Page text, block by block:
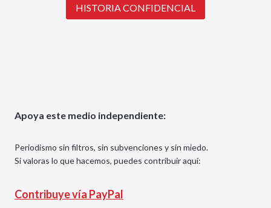
HISTORIA CONFIDENCIAL
Apoya este medio independiente:
Periodismo sin filtros, sin subvenciones y sin miedo.
Si valoras lo que hacemos, puedes contribuir aquí:
Contribuye vía PayPal